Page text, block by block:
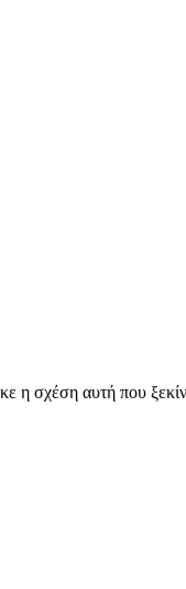
η σχέση αυτή που